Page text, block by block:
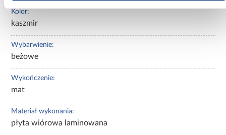
Kolor:
kaszmir
Wybarwienie:
beżowe
Wykończenie:
mat
Materiał wykonania:
płyta wiórowa laminowana